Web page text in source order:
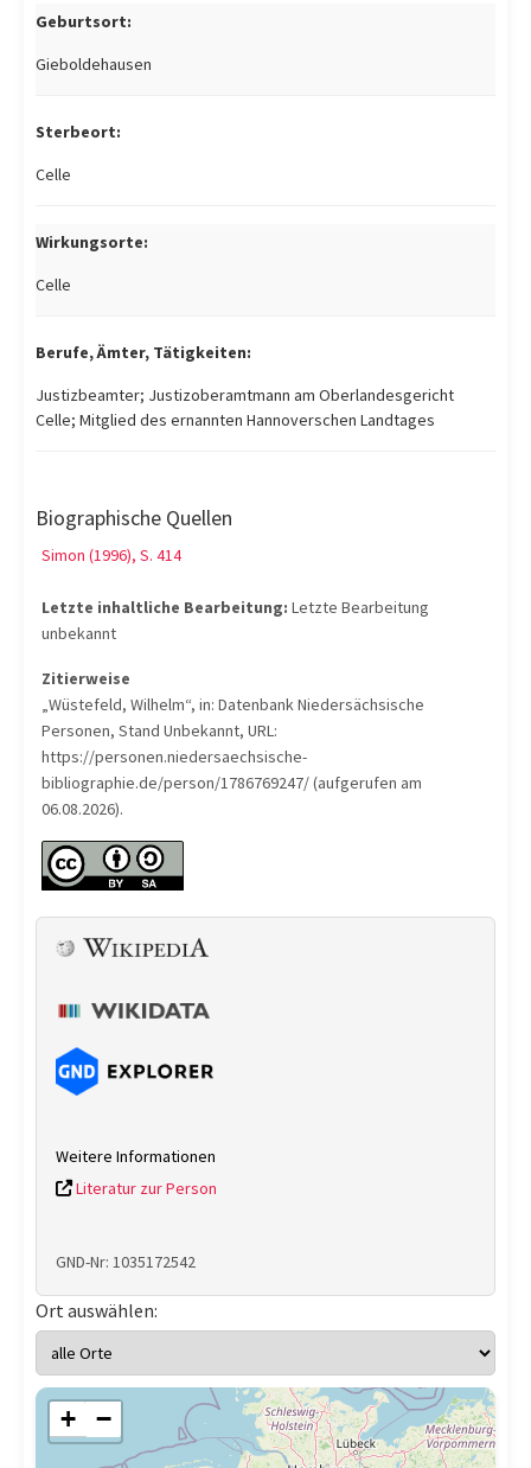
Geburtsort:
Gieboldehausen
Sterbeort:
Celle
Wirkungsorte:
Celle
Berufe, Ämter, Tätigkeiten:
Justizbeamter; Justizoberamtmann am Oberlandesgericht
Celle; Mitglied des ernannten Hannoverschen Landtages
Biographische Quellen
Simon (1996), S. 414
Letzte inhaltliche Bearbeitung: Letzte Bearbeitung
unbekannt
Zitierweise
„Wüstefeld, Wilhelm“, in: Datenbank Niedersächsische
Personen, Stand Unbekannt, URL:
https://personen.niedersaechsische-
bibliographie.de/person/1786769247/ (aufgerufen am
06.08.2026).
Weitere Informationen
Literatur zur Person
GND-Nr: 1035172542
Ort auswählen:
+ −